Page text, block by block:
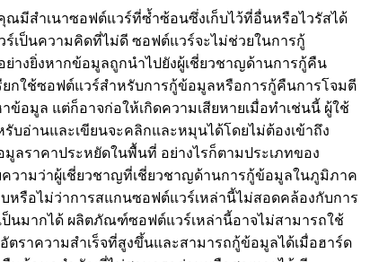
มีสำเนาซอฟต์แวร์ที่ซ้ำซ้อนซึ่งเก็บไว้ที่อื่นหรือไวรัสได้
เป็นความคิดที่ไม่ดี ซอฟต์แวร์จะไม่ช่วยในการกู้
างยิ่งหากข้อมูลถูกนำไปยังผู้เชี่ยวชาญด้านการกู้คืน
กใช้ซอฟต์แวร์สำหรับการกู้ข้อมูลหรือการกู้คืนการโจมตี
อมูล แต่ก็อาจก่อให้เกิดความเสียหายเมื่อทำเช่นนี้ ผู้ใช้
อ่านและเขียนจะคลิกและหมุนได้โดยไม่ต้องเข้าถึง
ลราคาประหยัดในพื้นที่ อย่างไรก็ตามประเภทของ
วามว่าผู้เชี่ยวชาญที่เชี่ยวชาญด้านการกู้ข้อมูลในภูมิภาค
รือไม่ว่าการสแกนซอฟต์แวร์เหล่านี้ไม่สอดคล้องกับการ
นมากได้ ผลิตภัณฑ์ซอฟต์แวร์เหล่านี้อาจไม่สามารถใช้
าความสำเร็จที่สูงขึ้นและสามารถกู้ข้อมูลได้เมื่อฮาร์ด